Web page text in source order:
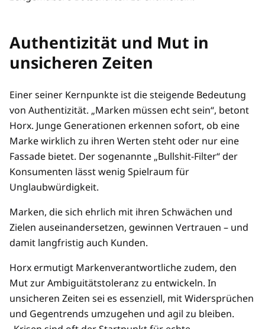
Authentizität und Mut in
unsicheren Zeiten
Einer seiner Kernpunkte ist die steigende Bedeutung
von Authentizität. „Marken müssen echt sein“, betont
Horx. Junge Generationen erkennen sofort, ob eine
Marke wirklich zu ihren Werten steht oder nur eine
Fassade bietet. Der sogenannte „Bullshit-Filter“ der
Konsumenten lässt wenig Spielraum für
Unglaubwürdigkeit.
Marken, die sich ehrlich mit ihren Schwächen und
Zielen auseinandersetzen, gewinnen Vertrauen – und
damit langfristig auch Kunden.
Horx ermutigt Markenverantwortliche zudem, den
Mut zur Ambiguitätstoleranz zu entwickeln. In
unsicheren Zeiten sei es essenziell, mit Widersprüchen
und Gegentrends umzugehen und agil zu bleiben.